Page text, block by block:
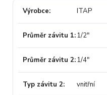
Výrobce ITAP
Průměr závitu 1 1/2"
Průměr závitu 2 1/4"
Typ závitu 2 vnitřní